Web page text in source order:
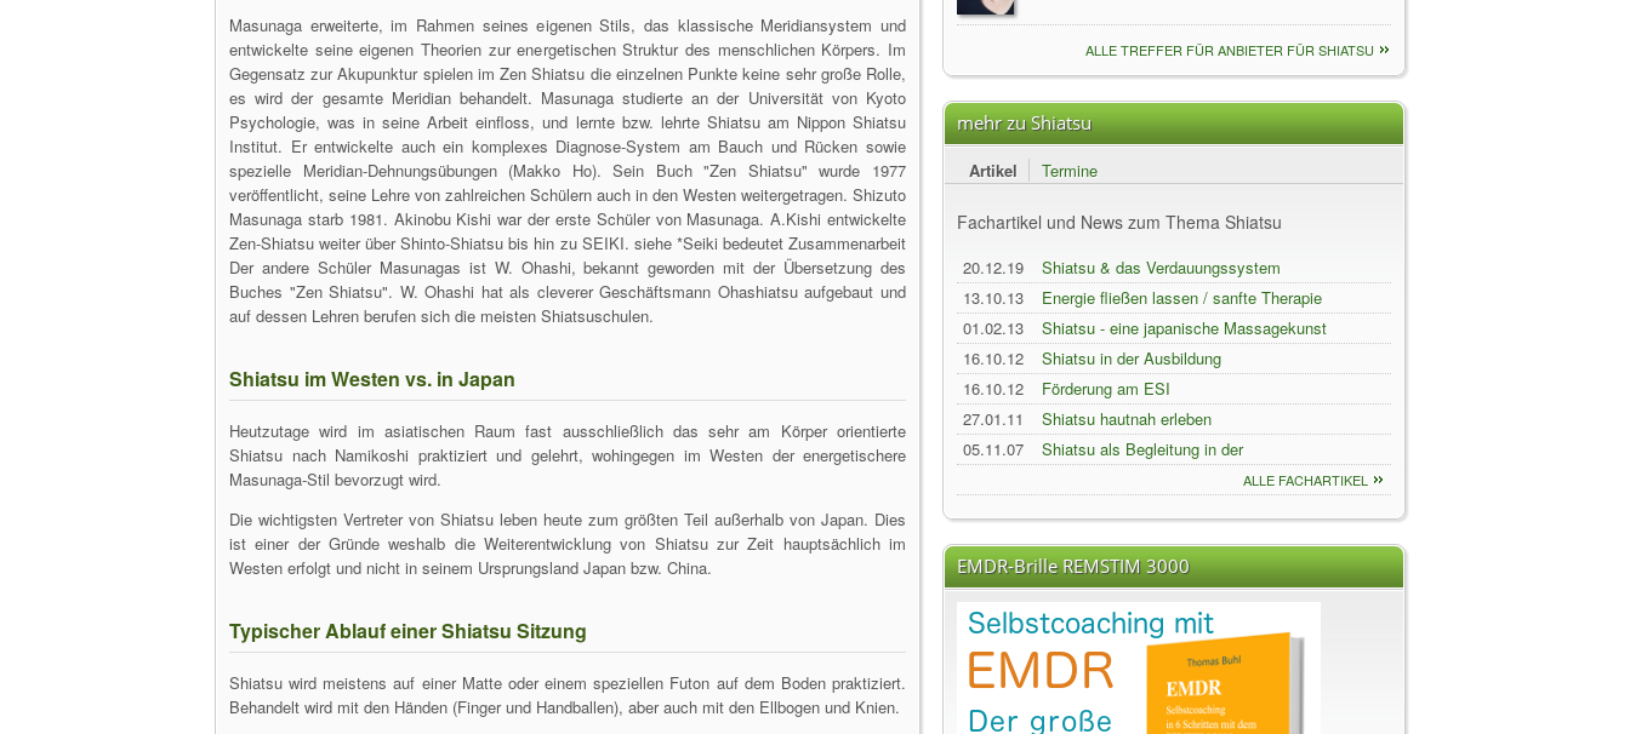
Masunaga erweiterte, im Rahmen seines eigenen Stils, das klassische Meridiansystem und
entwickelte seine eigenen Theorien zur energetischen Struktur des menschlichen Körpers. Im
Gegensatz zur Akupunktur spielen im Zen Shiatsu die einzelnen Punkte keine sehr große Rolle,
es wird der gesamte Meridian behandelt. Masunaga studierte an der Universität von Kyoto
Psychologie, was in seine Arbeit einfloss, und lernte bzw. lehrte Shiatsu am Nippon Shiatsu
Institut. Er entwickelte auch ein komplexes Diagnose-System am Bauch und Rücken sowie
spezielle Meridian-Dehnungsübungen (Makko Ho). Sein Buch "Zen Shiatsu" wurde 1977
veröffentlicht, seine Lehre von zahlreichen Schülern auch in den Westen weitergetragen. Shizuto
Masunaga starb 1981. Akinobu Kishi war der erste Schüler von Masunaga. A.Kishi entwickelte
Zen-Shiatsu weiter über Shinto-Shiatsu bis hin zu SEIKI. siehe *Seiki bedeutet Zusammenarbeit
Der andere Schüler Masunagas ist W. Ohashi, bekannt geworden mit der Übersetzung des
Buches "Zen Shiatsu". W. Ohashi hat als cleverer Geschäftsmann Ohashiatsu aufgebaut und
auf dessen Lehren berufen sich die meisten Shiatsuschulen.
Shiatsu im Westen vs. in Japan
Heutzutage wird im asiatischen Raum fast ausschließlich das sehr am Körper orientierte
Shiatsu nach Namikoshi praktiziert und gelehrt, wohingegen im Westen der energetischere
Masunaga-Stil bevorzugt wird.
Die wichtigsten Vertreter von Shiatsu leben heute zum größten Teil außerhalb von Japan. Dies
ist einer der Gründe weshalb die Weiterentwicklung von Shiatsu zur Zeit hauptsächlich im
Westen erfolgt und nicht in seinem Ursprungsland Japan bzw. China.
Typischer Ablauf einer Shiatsu Sitzung
Shiatsu wird meistens auf einer Matte oder einem speziellen Futon auf dem Boden praktiziert.
Behandelt wird mit den Händen (Finger und Handballen), aber auch mit den Ellbogen und Knien.
ALLE TREFFER FÜR ANBIETER FÜR SHIATSU
mehr zu Shiatsu
Artikel Termine
Fachartikel und News zum Thema Shiatsu
20.12.19
Shiatsu & das Verdauungssystem
13.10.13
Energie fließen lassen / sanfte Therapie
von Körper und Seele
01.02.13
Shiatsu - eine japanische Massagekunst
16.10.12
Shiatsu in der Ausbildung
16.10.12
Förderung am ESI
27.01.11
Shiatsu hautnah erleben
05.11.07
Shiatsu als Begleitung in der
Schwangerschaft
ALLE FACHARTIKEL
EMDR-Brille REMSTIM 3000